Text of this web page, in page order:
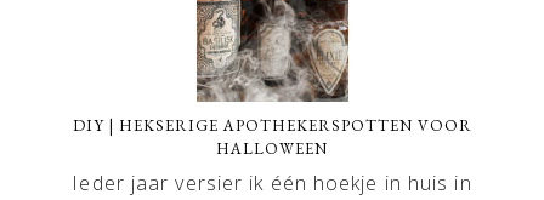
DIY | HEKSERIGE APOTHEKERSPOTTEN VOOR
HALLOWEEN
Ieder jaar versier ik één hoekje in huis in